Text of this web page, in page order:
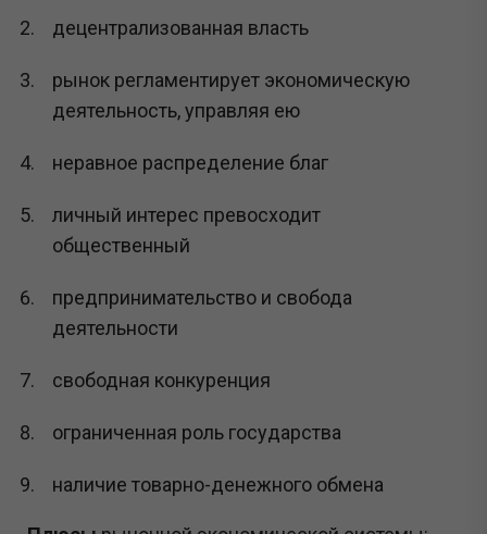
децентрализованная власть
рынок регламентирует экономическую
деятельность, управляя ею
неравное распределение благ
личный интерес превосходит
общественный
предпринимательство и свобода
деятельности
свободная конкуренция
ограниченная роль государства
наличие товарно-денежного обмена